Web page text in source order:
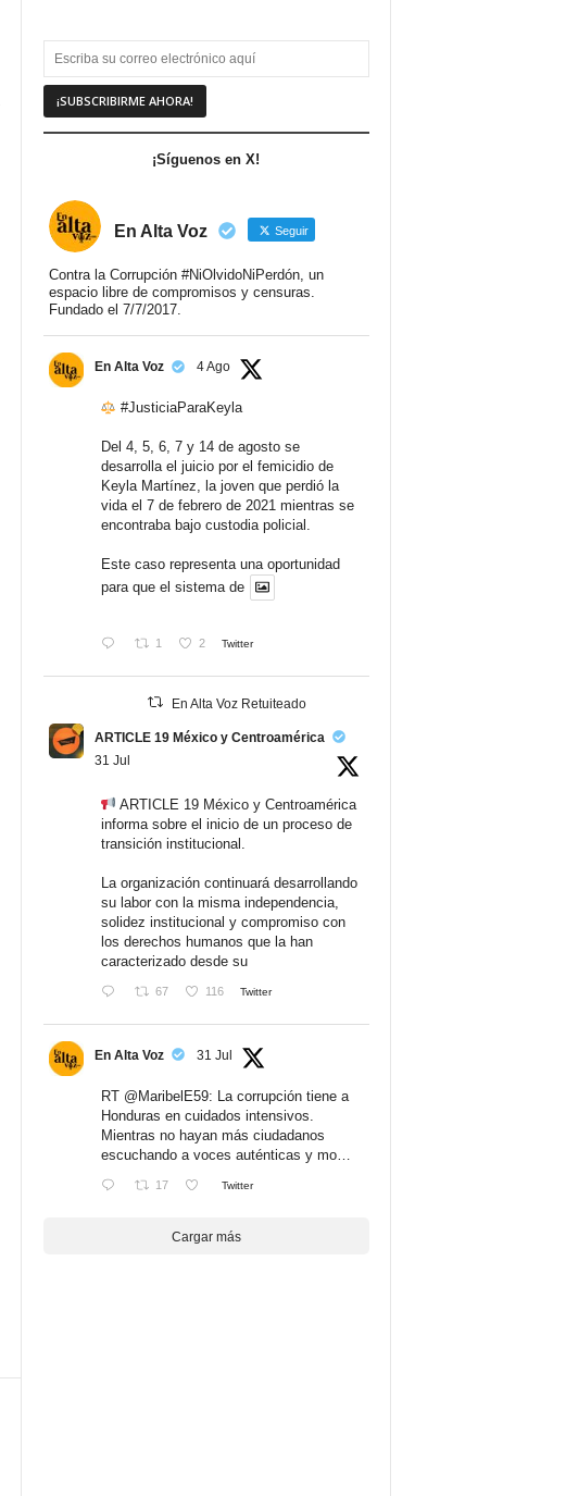
¡Síguenos en X!
En Alta Voz Seguir
Contra la Corrupción #NiOlvidoNiPerdón, un
espacio libre de compromisos y censuras.
Fundado el 7/7/2017.
En Alta Voz 4 Ago
#JusticiaParaKeyla
Del 4, 5, 6, 7 y 14 de agosto se
desarrolla el juicio por el femicidio de
Keyla Martínez, la joven que perdió la
vida el 7 de febrero de 2021 mientras se
encontraba bajo custodia policial.
Este caso representa una oportunidad
para que el sistema de
1 2 Twitter
En Alta Voz Retuiteado
ARTICLE 19 México y Centroamérica
31 Jul
ARTICLE 19 México y Centroamérica
informa sobre el inicio de un proceso de
transición institucional.
La organización continuará desarrollando
su labor con la misma independencia,
solidez institucional y compromiso con
los derechos humanos que la han
caracterizado desde su
67 116 Twitter
En Alta Voz 31 Jul
RT @MaribelE59: La corrupción tiene a
Honduras en cuidados intensivos.
Mientras no hayan más ciudadanos
escuchando a voces auténticas y mo…
17 Twitter
Cargar más